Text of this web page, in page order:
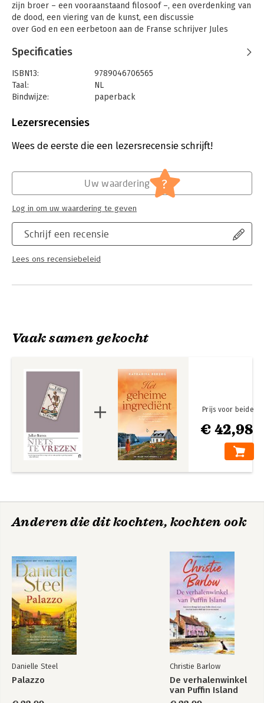
zijn broer – een vooraanstaand filosoof –, een overdenking van
de dood, een viering van de kunst, een discussie
over God en een eerbetoon aan de Franse schrijver Jules
om de volwassen manier waarop hij over de dood schreef.
vrezen even wijs, prettig en ontregelend naar dat onderwerp
terug. Het leest als de intellectuele blauwdruk van een
briljante geest, een tocht langs de inspiratiebronnen van
Specificaties
ISBN13:
9789046706565
Taal:
NL
Bindwijze:
paperback
Uitgever:
Verschijningsdatum:
15-2-2018
Literatuur en romans
Lezersrecensies
Wees de eerste die een lezersrecensie schrijft!
Schrijf een recensie
Lees ons recensiebeleid
Uw waardering ?
Log in om uw waardering te geven
Vaak samen gekocht
€ 42,98
Prijs voor beide
Anderen die dit kochten, kochten ook
Danielle Steel
Palazzo
Christie Barlow
De verhalenwinkel
van Puffin Island